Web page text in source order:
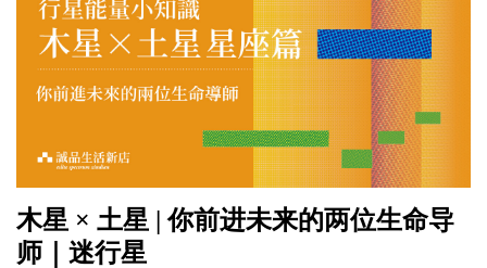
木星 × 土星 | 你前进未来的两位生命导
师｜迷行星